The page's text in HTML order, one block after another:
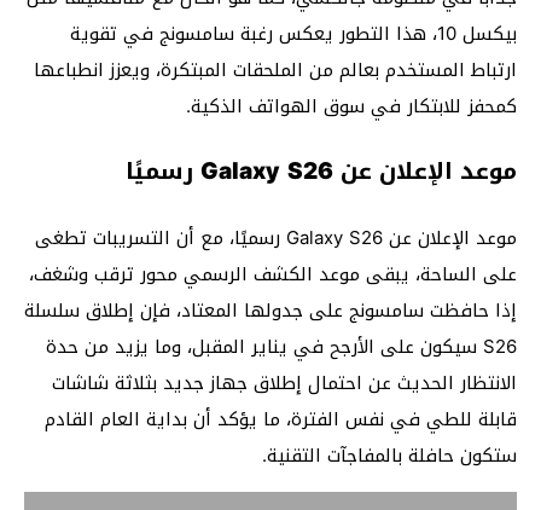
بيكسل 10، هذا التطور يعكس رغبة سامسونج في تقوية
ارتباط المستخدم بعالم من الملحقات المبتكرة، ويعزز انطباعها
كمحفز للابتكار في سوق الهواتف الذكية.
موعد الإعلان عن Galaxy S26 رسميًا
موعد الإعلان عن Galaxy S26 رسميًا، مع أن التسريبات تطغى
على الساحة، يبقى موعد الكشف الرسمي محور ترقب وشغف،
إذا حافظت سامسونج على جدولها المعتاد، فإن إطلاق سلسلة
S26 سيكون على الأرجح في يناير المقبل، وما يزيد من حدة
الانتظار الحديث عن احتمال إطلاق جهاز جديد بثلاثة شاشات
قابلة للطي في نفس الفترة، ما يؤكد أن بداية العام القادم
ستكون حافلة بالمفاجآت التقنية.